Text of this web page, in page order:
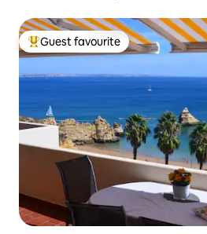
Top guest favourite
Guest favourite